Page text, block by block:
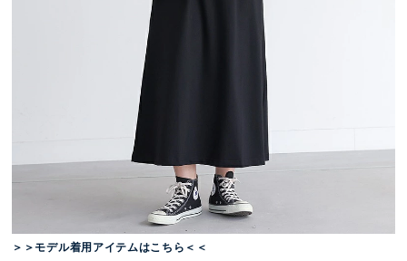
＞＞モデル着用アイテムはこちら＜＜